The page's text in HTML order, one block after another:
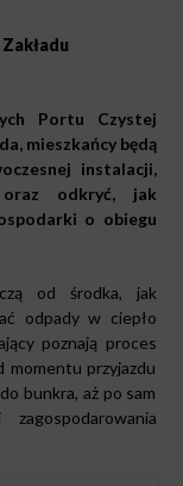
Portu Czystej
mieszkańcy będą
instalacji,
odkryć, jak
o obiegu
od środka, jak
odpady w ciepło
poznają proces
momentu przyjazdu
bunkra, aż po sam